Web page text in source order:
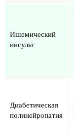
Ишемический
инсульт
Диабетическая
полинейропатия